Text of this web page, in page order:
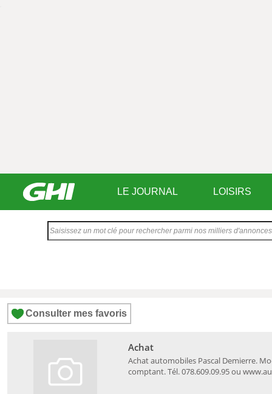
LE JOURNAL LOISIRS
Consulter mes favoris
Achat automobiles Pascal Demierre.
comptant. Tél. 078.609.09.95 ou
Achat